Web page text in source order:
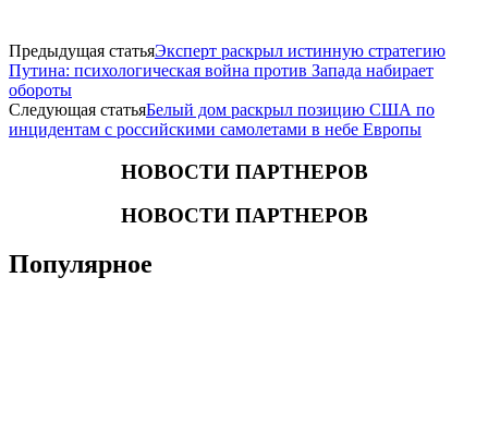
Предыдущая статьяЭксперт раскрыл истинную стратегию
Путина: психологическая война против Запада набирает
обороты
Следующая статьяБелый дом раскрыл позицию США по
инцидентам с российскими самолетами в небе Европы
НОВОСТИ ПАРТНЕРОВ
НОВОСТИ ПАРТНЕРОВ
Популярное